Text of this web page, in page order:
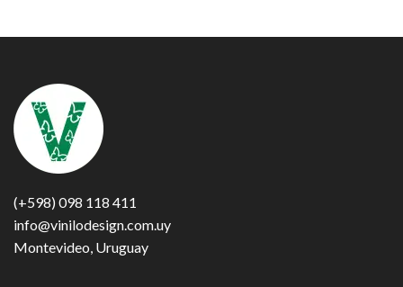
(+598) 098 118 411
info@vinilodesign.com.uy
Montevideo, Uruguay